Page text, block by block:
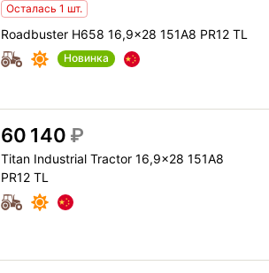
Осталась 1 шт.
Roadbuster H658 16,9x28 151A8 PR12 TL
Новинка
60 140 ₽
Titan Industrial Tractor 16,9x28 151A8
PR12 TL